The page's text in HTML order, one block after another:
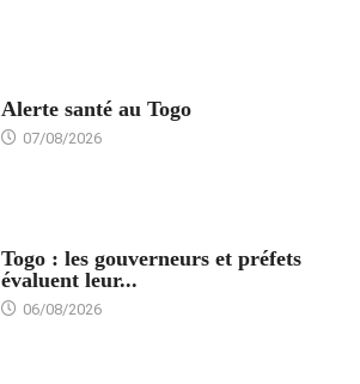
Alerte santé au Togo
07/08/2026
Togo : les gouverneurs et préfets
évaluent leur...
06/08/2026